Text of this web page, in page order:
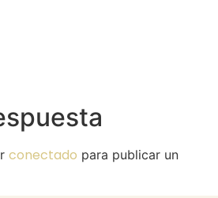
conectado para publicar un